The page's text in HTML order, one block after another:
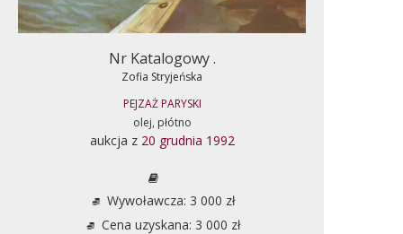
Nr Katalogowy .
Zofia Stryjeńska
PEJZAŻ PARYSKI
olej, płótno
aukcja z 20 grudnia 1992
Wywoławcza: 3 000 zł
Cena uzyskana: 3 000 zł